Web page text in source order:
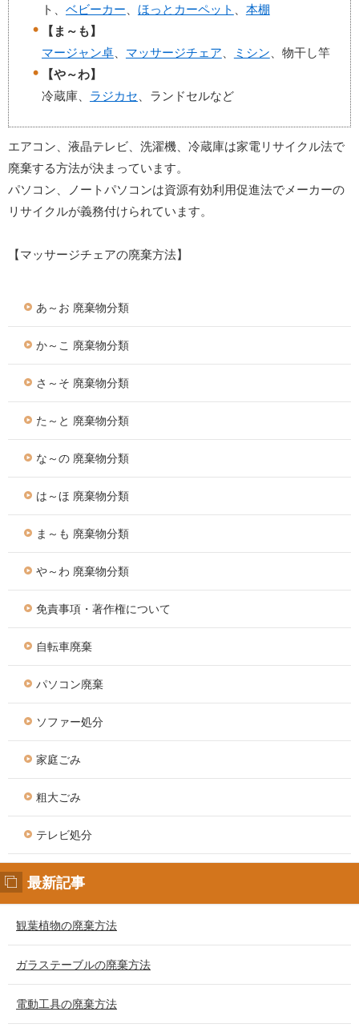
ト、 ベビーカー ほっとカーペット
本棚
【ま～も】
マージャン卓、 マッサージチェア ミシン 、物干し竿
【や～わ】
冷蔵庫、 ラジカセ 、ランドセルなど
エアコン、液晶テレビ、洗濯機、冷蔵庫は家電リサイクル法で
廃棄する方法が決まっています。
パソコン、ノートパソコンは資源有効利用促進法でメーカーの
リサイクルが義務付けられています。
【マッサージチェアの廃棄方法】
あ～お 廃棄物分類
か～こ 廃棄物分類
さ～そ 廃棄物分類
た～と 廃棄物分類
な～の 廃棄物分類
は～ほ 廃棄物分類
ま～も 廃棄物分類
や～わ 廃棄物分類
免責事項・著作権について
自転車廃棄
パソコン廃棄
ソファー処分
家庭ごみ
粗大ごみ
テレビ処分
最新記事
観葉植物の廃棄方法
ガラステーブルの廃棄方法
電動工具の廃棄方法